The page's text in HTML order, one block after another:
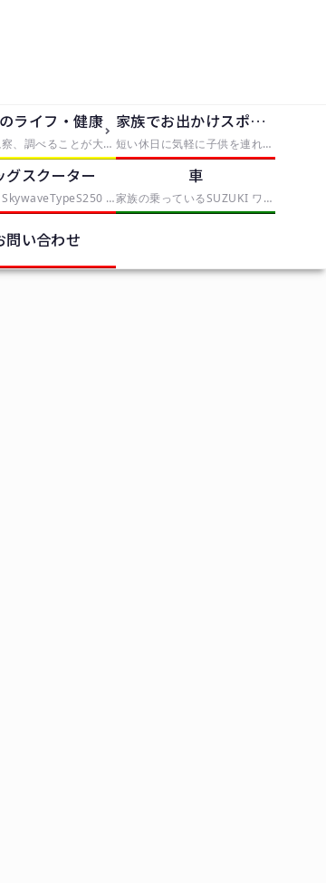
ライフ・健康
自作や観察、調べることが大好きな僕は大人になっても自由研究がしたい。折角なので、子供の自由研究に使えそうな手軽なものから、大人が喜びそうな自由研究まで、実践と挑戦を交えてレポートしていきます。本気で子供が自由研究に困ったら、タグから「子供向け」を選んでみてください。
家族でお出かけスポット
短い休日に気軽に子供を連れていける場所や、手軽に行けて満足度の高いスポットとか
グスクーター
SUZUKI SkywaveTypeS250 スカイウェイブ CJ-43Aを中心に記事を書いていきます。
車
家族の乗っているSUZUKI ワゴンRスティングレー MH22Sを中心に記事を書いていきます。
問い合わせ